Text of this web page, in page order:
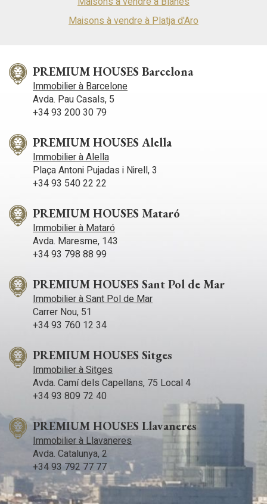
Maisons à vendre à Platja d'Aro
PREMIUM HOUSES Barcelona
Immobilier à Barcelone
Avda. Pau Casals, 5
+34 93 200 30 79
PREMIUM HOUSES Alella
Immobilier à Alella
Plaça Antoni Pujadas i Nirell, 3
+34 93 540 22 22
PREMIUM HOUSES Mataró
Immobilier à Mataró
Avda. Maresme, 143
+34 93 798 88 99
PREMIUM HOUSES Sant Pol de Mar
Immobilier à Sant Pol de Mar
Carrer Nou, 51
+34 93 760 12 34
PREMIUM HOUSES Sitges
Immobilier à Sitges
Avda. Camí­ dels Capellans, 75 Local 4
+34 93 809 72 40
PREMIUM HOUSES Llavaneres
Immobilier à Llavaneres
Avda. Catalunya, 2
+34 93 792 77 77